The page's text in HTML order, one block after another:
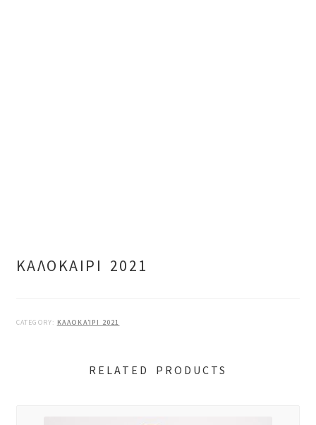
ΚΑΛΟΚΑΙΡΙ 2021
CATEGORY: ΚΑΛΟΚΑΊΡΙ 2021
RELATED PRODUCTS